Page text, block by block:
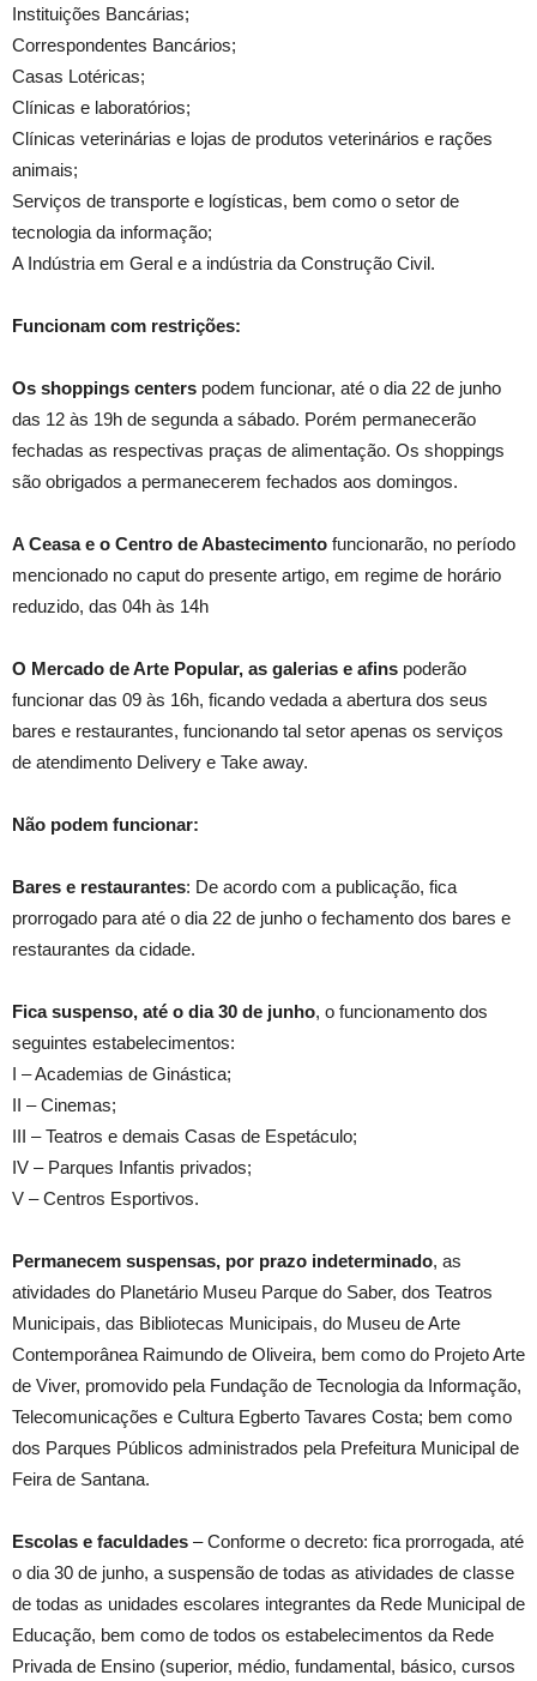
Instituições Bancárias;
Correspondentes Bancários;
Casas Lotéricas;
Clínicas e laboratórios;
Clínicas veterinárias e lojas de produtos veterinários e rações
animais;
Serviços de transporte e logísticas, bem como o setor de
tecnologia da informação;
A Indústria em Geral e a indústria da Construção Civil.
Funcionam com restrições:
Os shoppings centers podem funcionar, até o dia 22 de junho
das 12 às 19h de segunda a sábado. Porém permanecerão
fechadas as respectivas praças de alimentação. Os shoppings
são obrigados a permanecerem fechados aos domingos.
A Ceasa e o Centro de Abastecimento funcionarão, no período
mencionado no caput do presente artigo, em regime de horário
reduzido, das 04h às 14h
O Mercado de Arte Popular, as galerias e afins poderão
funcionar das 09 às 16h, ficando vedada a abertura dos seus
bares e restaurantes, funcionando tal setor apenas os serviços
de atendimento Delivery e Take away.
Não podem funcionar:
Bares e restaurantes: De acordo com a publicação, fica
prorrogado para até o dia 22 de junho o fechamento dos bares e
restaurantes da cidade.
Fica suspenso, até o dia 30 de junho, o funcionamento dos
seguintes estabelecimentos:
I – Academias de Ginástica;
II – Cinemas;
III – Teatros e demais Casas de Espetáculo;
IV – Parques Infantis privados;
V – Centros Esportivos.
Permanecem suspensas, por prazo indeterminado, as
atividades do Planetário Museu Parque do Saber, dos Teatros
Municipais, das Bibliotecas Municipais, do Museu de Arte
Contemporânea Raimundo de Oliveira, bem como do Projeto Arte
de Viver, promovido pela Fundação de Tecnologia da Informação,
Telecomunicações e Cultura Egberto Tavares Costa; bem como
dos Parques Públicos administrados pela Prefeitura Municipal de
Feira de Santana.
Escolas e faculdades – Conforme o decreto: fica prorrogada, até
o dia 30 de junho, a suspensão de todas as atividades de classe
de todas as unidades escolares integrantes da Rede Municipal de
Educação, bem como de todos os estabelecimentos da Rede
Privada de Ensino (superior, médio, fundamental, básico, cursos